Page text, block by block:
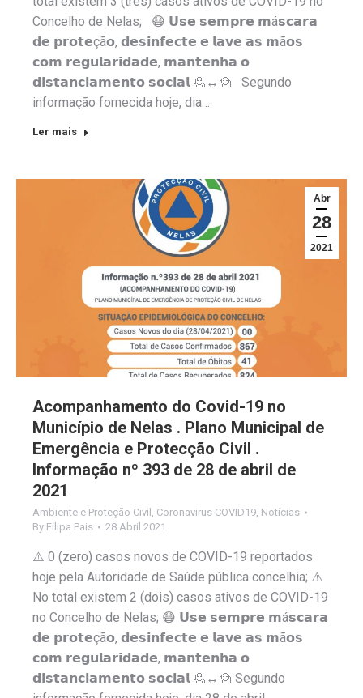
Concelho de Nelas; 😷 𝗨𝘀𝗲 𝘀𝗲𝗺𝗽𝗿𝗲 𝗺á𝘀𝗰𝗮𝗿𝗮
𝗱𝗲 𝗽𝗿𝗼𝘁𝗲çã𝗼, 𝗱𝗲𝘀𝗶𝗻𝗳𝗲𝗰𝘁𝗲 𝗲 𝗹𝗮𝘃𝗲 𝗮𝘀 𝗺ã𝗼𝘀
𝗰𝗼𝗺 𝗿𝗲𝗴𝘂𝗹𝗮𝗿𝗶𝗱𝗮𝗱𝗲, 𝗺𝗮𝗻𝘁𝗲𝗻𝗵𝗮 𝗼
𝗱𝗶𝘀𝘁𝗮𝗻𝗰𝗶𝗮𝗺𝗲𝗻𝘁𝗼 𝘀𝗼𝗰𝗶𝗮𝗹 🙎↔️🙍 Segundo
informação fornecida hoje, dia…
Ler mais
Abr
28
2021
Acompanhamento do Covid-19 no
Município de Nelas . Plano Municipal de
Emergência e Protecção Civil .
Informação nº 393 de 28 de abril de
2021
Ambiente e Proteção Civil Coronavirus COVID19 Notícias
By Filipa Pais 28 Abril 2021
⚠️ 0 (zero) casos novos de COVID-19 reportados
hoje pela Autoridade de Saúde pública concelhia; ⚠️
No total existem 2 (dois) casos ativos de COVID-19
no Concelho de Nelas; 😷 𝗨𝘀𝗲 𝘀𝗲𝗺𝗽𝗿𝗲 𝗺á𝘀𝗰𝗮𝗿𝗮
𝗱𝗲 𝗽𝗿𝗼𝘁𝗲çã𝗼, 𝗱𝗲𝘀𝗶𝗻𝗳𝗲𝗰𝘁𝗲 𝗲 𝗹𝗮𝘃𝗲 𝗮𝘀 𝗺ã𝗼𝘀
𝗰𝗼𝗺 𝗿𝗲𝗴𝘂𝗹𝗮𝗿𝗶𝗱𝗮𝗱𝗲, 𝗺𝗮𝗻𝘁𝗲𝗻𝗵𝗮 𝗼
𝗱𝗶𝘀𝘁𝗮𝗻𝗰𝗶𝗮𝗺𝗲𝗻𝘁𝗼 𝘀𝗼𝗰𝗶𝗮𝗹 🙎↔️🙍 Segundo